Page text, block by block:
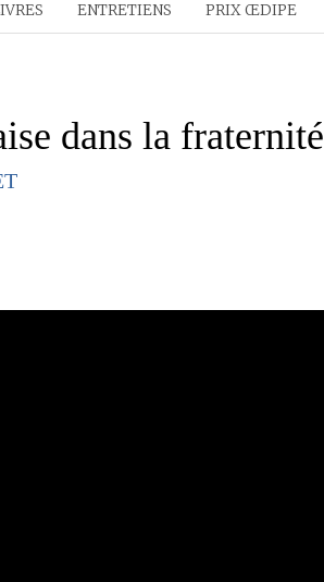
ENTRETIENS PRIX ŒDIPE
dans la fraternité